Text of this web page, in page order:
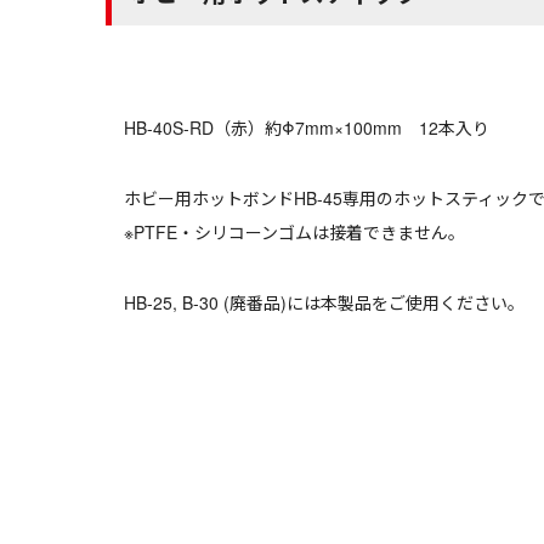
HB-40S-RD（赤）約Φ7mm×100mm 12本入り
ホビー用ホットボンドHB-45専用のホットスティック
※PTFE・シリコーンゴムは接着できません。
HB-25, B-30 (廃番品)には本製品をご使用ください。